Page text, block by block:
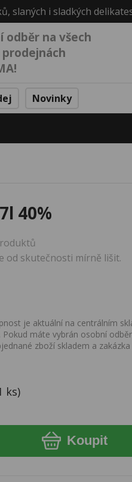
slaných i sladkých
odběr na všech
prodejnách
Novinky
40%
od skutečnosti mírně lišit.
je aktuální na centrálním
Pokud máte vybrán osobní
zboží skladem a
ks)
Koupit